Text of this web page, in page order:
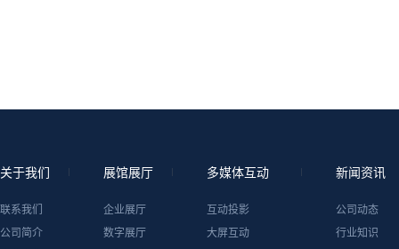
关于我们
联系我们
公司简介
展馆展厅
企业展厅
数字展厅
多媒体互动
互动投影
大屏互动
新闻资讯
公司动态
行业知识